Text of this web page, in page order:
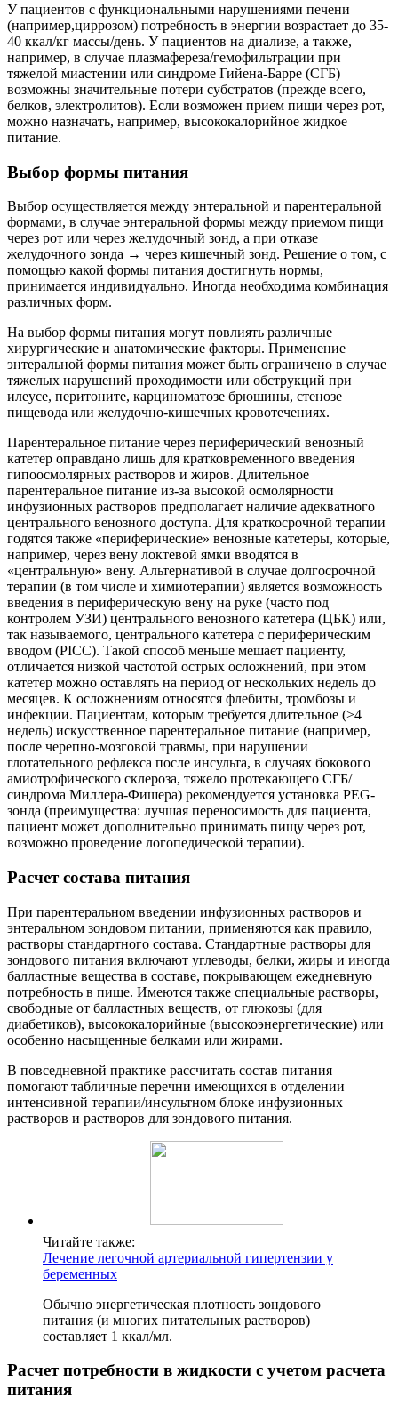
У пациентов с функциональными нарушениями печени
(например,циррозом) потребность в энергии возрастает до 35-
40 ккал/кг массы/день. У пациентов на диализе, а также,
например, в случае плазмафереза/гемофильтрации при
тяжелой миастении или синдроме Гийена-Барре (СГБ)
возможны значительные потери субстратов (прежде всего,
белков, электролитов). Если возможен прием пищи через рот,
можно назначать, например, высококалорийное жидкое
питание.
Выбор формы питания
Выбор осуществляется между энтеральной и парентеральной
формами, в случае энтеральной формы между приемом пищи
через рот или через желудочный зонд, а при отказе
желудочного зонда → через кишечный зонд. Решение о том, с
помощью какой формы питания достигнуть нормы,
принимается индивидуально. Иногда необходима комбинация
различных форм.
На выбор формы питания могут повлиять различные
хирургические и анатомические факторы. Применение
энтеральной формы питания может быть ограничено в случае
тяжелых нарушений проходимости или обструкций при
илеусе, перитоните, карциноматозе брюшины, стенозе
пищевода или желудочно-кишечных кровотечениях.
Парентеральное питание через периферический венозный
катетер оправдано лишь для кратковременного введения
гипоосмолярных растворов и жиров. Длительное
парентеральное питание из-за высокой осмолярности
инфузионных растворов предполагает наличие адекватного
центрального венозного доступа. Для краткосрочной терапии
годятся также «периферические» венозные катетеры, которые,
например, через вену локтевой ямки вводятся в
«центральную» вену. Альтернативой в случае долгосрочной
терапии (в том числе и химиотерапии) является возможность
введения в периферическую вену на руке (часто под
контролем УЗИ) центрального венозного катетера (ЦБК) или,
так называемого, центрального катетера с периферическим
вводом (PICC). Такой способ меньше мешает пациенту,
отличается низкой частотой острых осложнений, при этом
катетер можно оставлять на период от нескольких недель до
месяцев. К осложнениям относятся флебиты, тромбозы и
инфекции. Пациентам, которым требуется длительное (>4
недель) искусственное парентеральное питание (например,
после черепно-мозговой травмы, при нарушении
глотательного рефлекса после инсульта, в случаях бокового
амиотрофического склероза, тяжело протекающего СГБ/
синдрома Миллера-Фишера) рекомендуется установка PEG-
зонда (преимущества: лучшая переносимость для пациента,
пациент может дополнительно принимать пищу через рот,
возможно проведение логопедической терапии).
Расчет состава питания
При парентеральном введении инфузионных растворов и
энтеральном зондовом питании, применяются как правило,
растворы стандартного состава. Стандартные растворы для
зондового питания включают углеводы, белки, жиры и иногда
балластные вещества в составе, покрывающем ежедневную
потребность в пище. Имеются также специальные растворы,
свободные от балластных веществ, от глюкозы (для
диабетиков), высококалорийные (высокоэнергетические) или
особенно насыщенные белками или жирами.
В повседневной практике рассчитать состав питания
помогают табличные перечни имеющихся в отделении
интенсивной терапии/инсультном блоке инфузионных
растворов и растворов для зондового питания.
Читайте также:
Лечение легочной артериальной гипертензии у
беременных
Обычно энергетическая плотность зондового
питания (и многих питательных растворов)
составляет 1 ккал/мл.
Расчет потребности в жидкости с учетом расчета
питания